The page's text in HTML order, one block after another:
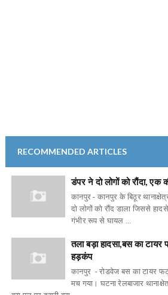
RECOMMENDED ARTICLES
डंपर ने दो लोगों को रौंदा, एक
कानपुर - कानपुर के बिठूर
दो लोगों को रौंद डाला जिससे
गंभीर रूप से घायल ...
तला बड़ा हादसा,बस का टायर
हड़कंप
कानपुर - रोडवेज बस का टायर
मच गया। घटना रेलबाजार